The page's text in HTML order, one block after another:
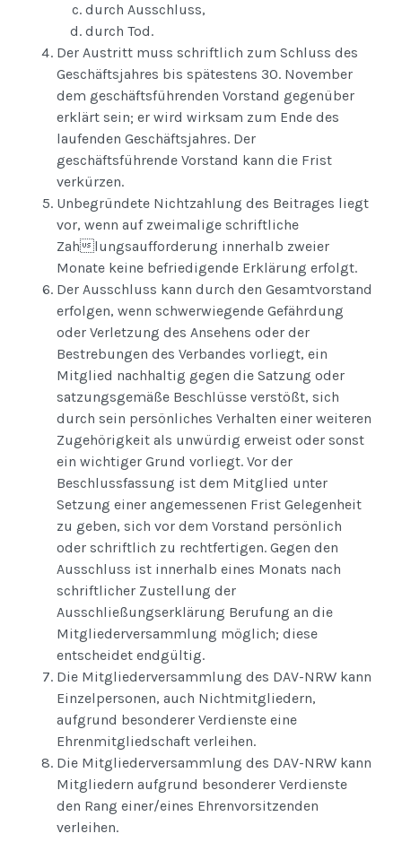
durch Ausschluss,
durch Tod.
Der Austritt muss schriftlich zum Schluss des
Geschäftsjahres bis spätestens 30. November
dem geschäftsführenden Vorstand gegenüber
erklärt sein; er wird wirksam zum Ende des
laufenden Geschäftsjahres. Der
geschäftsführende Vorstand kann die Frist
verkürzen.
Unbegründete Nichtzahlung des Beitrages liegt
vor, wenn auf zweimalige schriftliche
Zahlungsaufforderung innerhalb zweier
Monate keine befriedigende Erklärung erfolgt.
Der Ausschluss kann durch den Gesamtvorstand
erfolgen, wenn schwerwiegende Gefährdung
oder Verletzung des Ansehens oder der
Bestrebungen des Verbandes vorliegt, ein
Mitglied nachhaltig gegen die Satzung oder
satzungsgemäße Beschlüsse verstößt, sich
durch sein persönliches Verhalten einer weiteren
Zugehörigkeit als unwürdig erweist oder sonst
ein wichtiger Grund vorliegt. Vor der
Beschlussfassung ist dem Mitglied unter
Setzung einer angemessenen Frist Gelegenheit
zu geben, sich vor dem Vorstand persönlich
oder schriftlich zu rechtfertigen. Gegen den
Ausschluss ist innerhalb eines Monats nach
schriftlicher Zustellung der
Ausschließungserklärung Berufung an die
Mitgliederversammlung möglich; diese
entscheidet endgültig.
Die Mitgliederversammlung des DAV-NRW kann
Einzelpersonen, auch Nichtmitgliedern,
aufgrund besonderer Verdienste eine
Ehrenmitgliedschaft verleihen.
Die Mitgliederversammlung des DAV-NRW kann
Mitgliedern aufgrund besonderer Verdienste
den Rang einer/eines Ehrenvorsitzenden
verleihen.